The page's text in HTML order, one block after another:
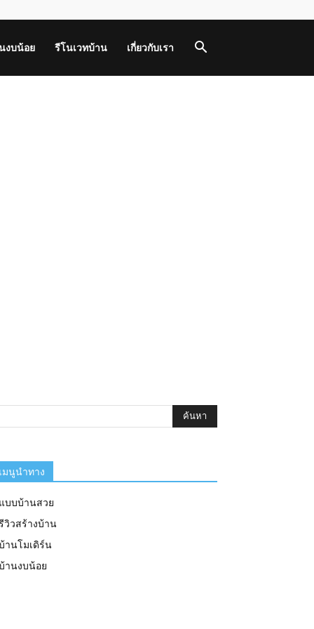
งบน้อย รีโนเวทบ้าน เกี่ยวกับเรา
เมนูนำทาง
แบบบ้านสวย
วิวสร้างบ้าน
านโมเดิร์น
านงบน้อย